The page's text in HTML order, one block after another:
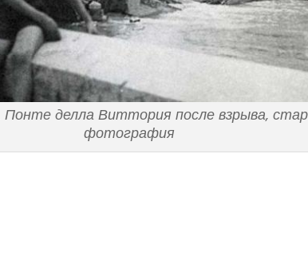
Понте делла Виттория после взрыва,
фотография